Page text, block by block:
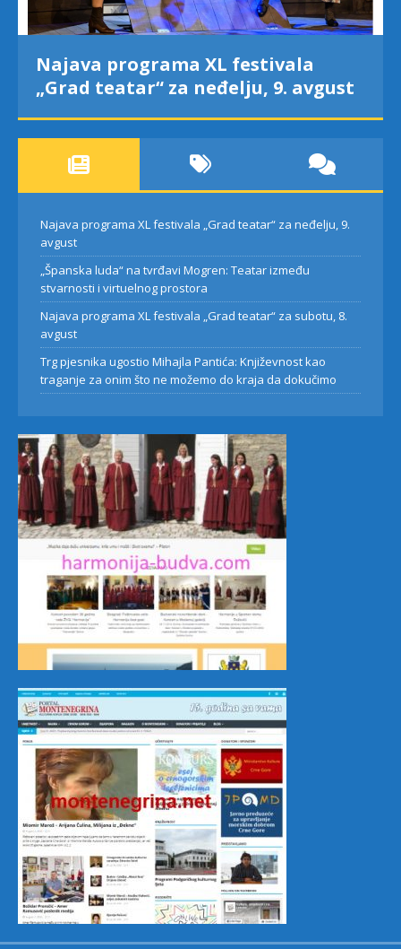
Najava programa XL festivala
„Grad teatar“ za neđelju, 9. avgust
Najava programa XL festivala „Grad teatar“ za neđelju, 9.
avgust
„Španska luda“ na tvrđavi Mogren: Teatar između
stvarnosti i virtuelnog prostora
Najava programa XL festivala „Grad teatar“ za subotu, 8.
avgust
Trg pjesnika ugostio Mihajla Pantića: Književnost kao
traganje za onim što ne možemo do kraja da dokučimo